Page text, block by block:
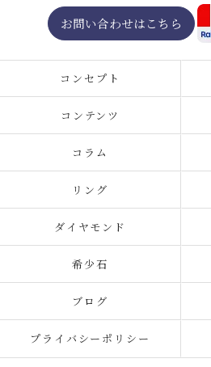
お問い合わせはこちら
コンセプト
コンテンツ
コラム
リング
ダイヤモンド
希少石
ブログ
プライバシーポリシー